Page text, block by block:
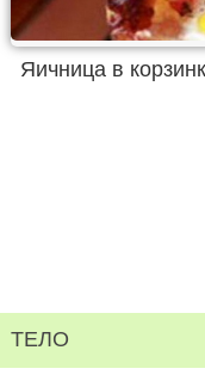
Яичница в
ТЕЛО